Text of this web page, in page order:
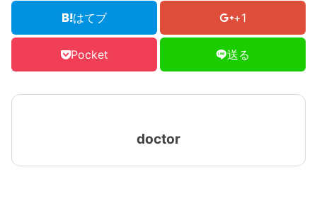
はてブ +1
Pocket 送る
doctor